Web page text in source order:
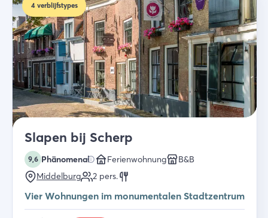
4 verblijfstypes
Slapen bij Scherp
9,6 Phänomenal Ferienwohnung
B&B
Middelburg
2 pers.
Vier Wohnungen im monumentalen Stadtzentrum